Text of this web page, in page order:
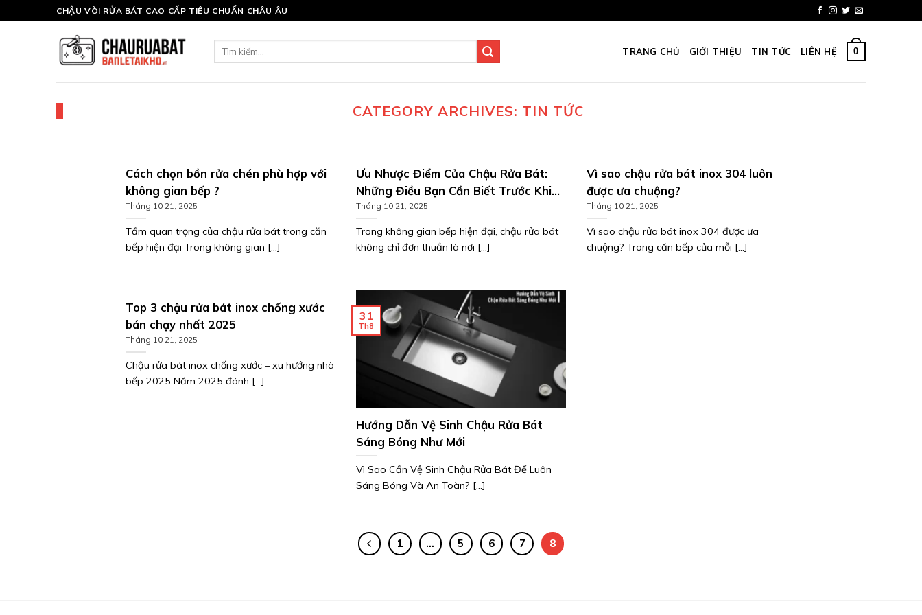
to
CHẬU VÒI RỬA BÁT CAO CẤP TIÊU CHUẨN CHÂU ÂU
Tìm
TRANG CHỦ GIỚI THIỆU TIN TỨC LIÊN HỆ 0
CATEGORY ARCHIVES: TIN TỨC
Cách chọn bồn rửa chén phù hợp với
không gian bếp ?
Tháng 10 21, 2025
Tầm quan trọng của chậu rửa bát trong căn
bếp hiện đại Trong không gian [...]
Ưu Nhược Điểm Của Chậu Rửa Bát:
Những Điều Bạn Cần Biết Trước Khi
Mua
Tháng 10 21, 2025
Trong không gian bếp hiện đại, chậu rửa bát
không chỉ đơn thuần là nơi [...]
Vì sao chậu rửa bát inox 304 luôn
được ưa chuộng?
Tháng 10 21, 2025
Vì sao chậu rửa bát inox 304 được ưa
chuộng? Trong căn bếp của mỗi [...]
Top 3 chậu rửa bát inox chống xước
bán chạy nhất 2025
Tháng 10 21, 2025
Chậu rửa bát inox chống xước – xu hướng nhà
bếp 2025 Năm 2025 đánh [...]
Hướng Dẫn Vệ Sinh Chậu Rửa Bát
Sáng Bóng Như Mới
Vì Sao Cần Vệ Sinh Chậu Rửa Bát Để Luôn
Sáng Bóng Và An Toàn? [...]
31
Th8
1 … 5 6 7 8